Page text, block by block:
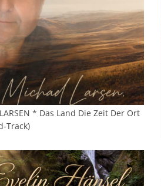
* Das Land Die Zeit Der Ort
Track)